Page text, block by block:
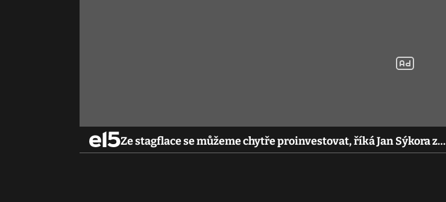
Ze stagflace se můžeme chytře proinvestovat, říká Jan Sýkora z…